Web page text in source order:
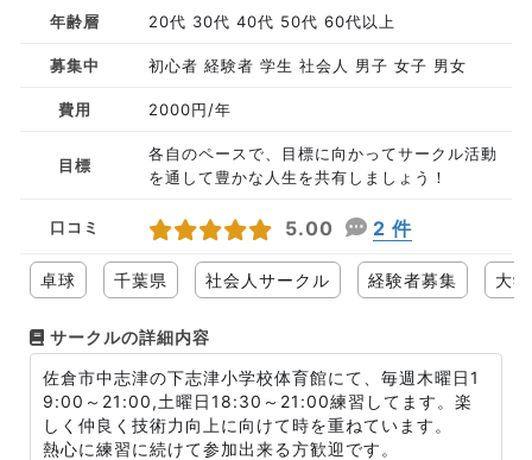
年齢層 20代 30代 40代 50代 60代以上
募集中 初心者 経験者 学生 社会人 男子 女子 男女
費用 2000円/年
目標
各自のペースで、目標に向かってサークル活動
を通して豊かな人生を共有しましょう！
口コミ 5.00 2 件
卓球 千葉県 社会人サークル 経験者募集 大
サークルの詳細内容
佐倉市中志津の下志津小学校体育館にて、毎週木曜日1
9:00～21:00,土曜日18:30～21:00練習してます。楽
しく仲良く技術力向上に向けて時を重ねています。
熱心に練習に続けて参加出来る方歓迎です。